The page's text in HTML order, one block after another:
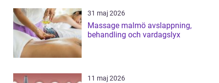
31 maj 2026
Massage malmö avslappning,
behandling och vardagslyx
11 maj 2026